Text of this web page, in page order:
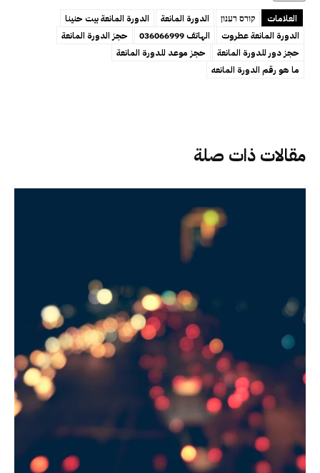
مقالات ذات صلة
العلامات קורס רענון الدورة المانعة
الدورة المانعة بيت حنينا
الدورة المانعة عطروت
الهاتف 036066999
حجز الدورة المانعة
حجز دور للدورة المانعة
حجز موعد للدورة المانعة
ما هو رقم الدورة المانعه